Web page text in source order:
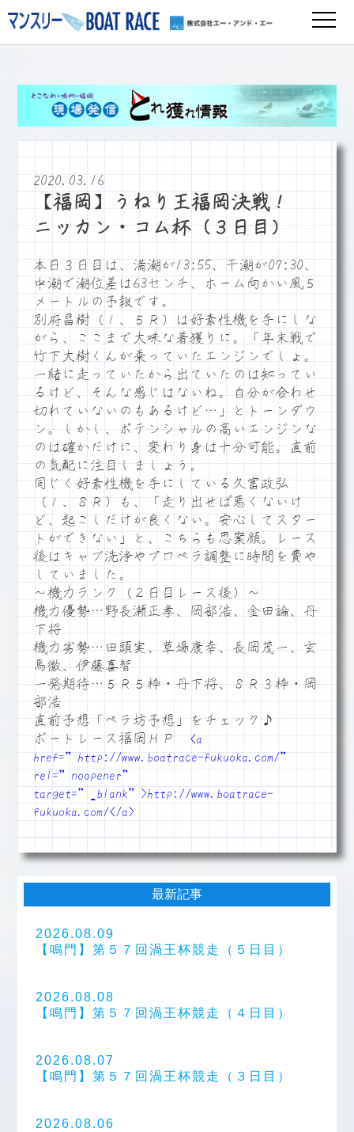
2020.03.16
【福岡】うねり王福岡決戦！
ニッカン・コム杯（３日目）
本日３日目は、満潮が13:55、干潮が07:30、
中潮で潮位差は63センチ、ホーム向かい風５
メートルの予報です。
別府昌樹（１、５Ｒ）は好素性機を手にしな
がら、ここまで大味な着獲りに。「年末戦で
竹下大樹くんが乗っていたエンジンでしょ。
一緒に走っていたから出ていたのは知ってい
るけど、そんな感じはないね。自分が合わせ
切れていないのもあるけど…」とトーンダウ
ン。しかし、ポテンシャルの高いエンジンな
のは確かだけに、変わり身は十分可能。直前
の気配に注目しましょう。
同じく好素性機を手にしている久富政弘
（１、８Ｒ）も、「走り出せば悪くないけ
ど、起こしだけが良くない。安心してスター
トができない」と、こちらも思案顔。レース
後はキャブ洗浄やプロペラ調整に時間を費や
していました。
～機力ランク（２日目レース後）～
機力優勢…野長瀬正孝、岡部浩、金田論、丹
下将
機力劣勢…田頭実、草場康幸、長岡茂一、玄
馬徹、伊藤喜智
一発期待…５Ｒ５枠・丹下将、８Ｒ３枠・岡
部浩
直前予想「ペラ坊予想」をチェック♪
ボートレース福岡ＨＰ <a
href=”http://www.boatrace-fukuoka.com/”
rel=”noopener”
target=”_blank”>http://www.boatrace-
fukuoka.com/</a>
最新記事
2026.08.09
【鳴門】第５７回渦王杯競走（５日目）
2026.08.08
【鳴門】第５７回渦王杯競走（４日目）
2026.08.07
【鳴門】第５７回渦王杯競走（３日目）
2026.08.06